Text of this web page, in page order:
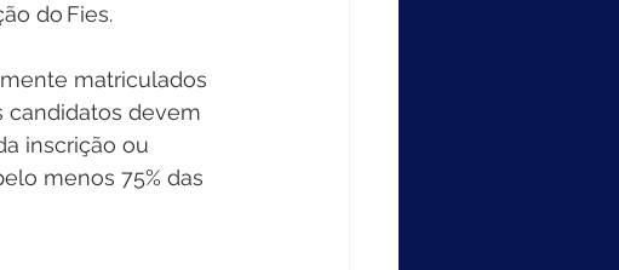
do Fies.
matriculados
candidatos devem
inscrição ou
menos 75% das